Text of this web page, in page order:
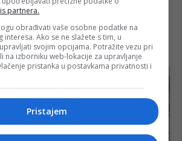
partnera.
obrađivati vaše osobne podatke na
interesa. Ako se ne slažete s tim, u
svojim opcijama. Potražite vezu pri
na izborniku web-lokacije za upravljanje
pristanka u postavkama privatnosti i
Pristajem